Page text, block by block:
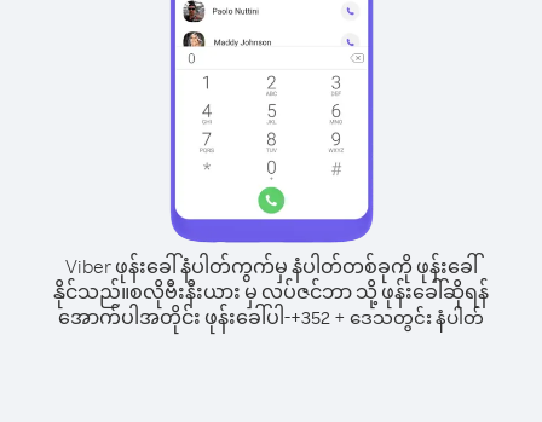
Viber ဖုန်းခေါ်နံပါတ်ကွက်မှ နံပါတ်တစ်ခုကို ဖုန်းခေါ်
နိုင်သည်။စလိုဗီးနီးယား မှ လပ်ဇင်ဘာ သို့ ဖုန်းခေါ်ဆိုရန်
အောက်ပါအတိုင်း ဖုန်းခေါ်ပါ-+352 + ဒေသတွင်း နံပါတ်